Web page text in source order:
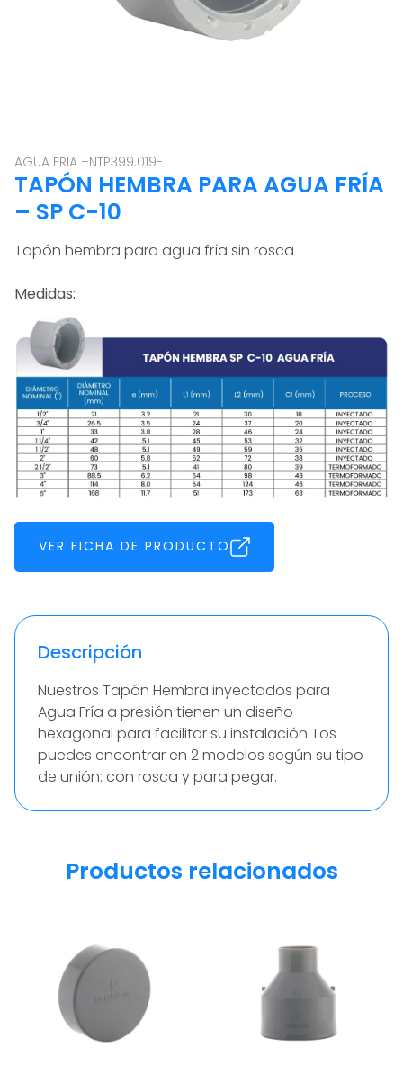
AGUA FRIA –NTP399.019-
TAPÓN HEMBRA PARA AGUA FRÍA
– SP C-10
Tapón hembra para agua fría sin rosca
Medidas:
VER FICHA DE PRODUCTO
Descripción
Nuestros Tapón Hembra inyectados para
Agua Fría a presión tienen un diseño
hexagonal para facilitar su instalación. Los
puedes encontrar en 2 modelos según su tipo
de unión: con rosca y para pegar.
Productos relacionados